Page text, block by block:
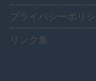
プライバシーポリ
リンク集